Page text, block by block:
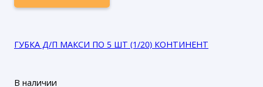
ГУБКА Д/П МАКСИ ПО 5 ШТ (1/20) КОНТИНЕНТ
В наличии